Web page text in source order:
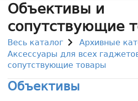
Объективы и
сопутствующие
Весь каталог
Архивные
Аксессуары для всех
сопутствующие товары
Объективы